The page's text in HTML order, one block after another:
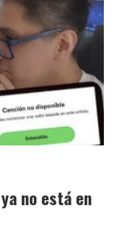
no está en